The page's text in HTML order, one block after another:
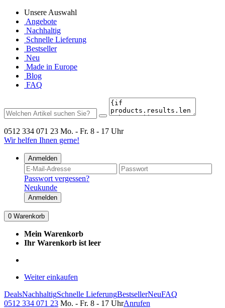
Unsere Auswahl
Angebote
Nachhaltig
Schnelle Lieferung
Bestseller
Neu
Made in Europe
Blog
FAQ
0512 334 071 23 Mo. - Fr. 8 - 17 Uhr
Wir helfen Ihnen gerne!
Anmelden
Passwort vergessen?
Neukunde
Anmelden
0 Warenkorb
Mein Warenkorb
Ihr Warenkorb ist leer
Weiter einkaufen
DealsNachhaltigSchnelle LieferungBestsellerNeuFAQ
0512 334 071 23 Mo. - Fr. 8 - 17 UhrAnrufen